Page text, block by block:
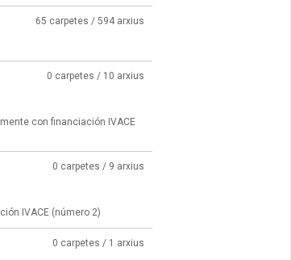
65 carpetes / 594 arxius
0 carpetes / 10 arxius
con financiación IVACE
0 carpetes / 9 arxius
IVACE (número 2)
0 carpetes / 1 arxius